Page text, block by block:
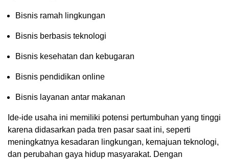
Bisnis ramah lingkungan
Bisnis berbasis teknologi
Bisnis kesehatan dan kebugaran
Bisnis pendidikan online
Bisnis layanan antar makanan
Ide-ide usaha ini memiliki potensi pertumbuhan yang tinggi
karena didasarkan pada tren pasar saat ini, seperti
meningkatnya kesadaran lingkungan, kemajuan teknologi,
dan perubahan gaya hidup masyarakat. Dengan